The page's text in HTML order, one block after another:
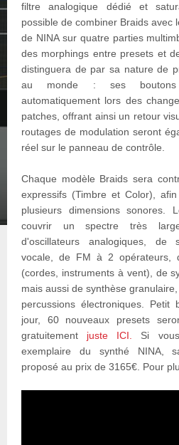
filtre analogique dédié et
possible de combiner Braids avec
de NINA sur quatre parties
des morphings entre presets et
distinguera de par sa nature de
au monde : ses boutons
automatiquement lors des
patches, offrant ainsi un retour
routages de modulation seront
réel sur le panneau de contrôle.
Chaque modèle Braids sera
expressifs (Timbre et Color),
plusieurs dimensions sonores.
couvrir un spectre très
d'oscillateurs analogiques, de
vocale, de FM à 2 opérateurs,
(cordes, instruments à vent), de
mais aussi de synthèse
percussions électroniques.
jour, 60 nouveaux presets
gratuitement juste ICI.
Si
exemplaire du synthé NINA,
proposé au prix de 3165€. Pour